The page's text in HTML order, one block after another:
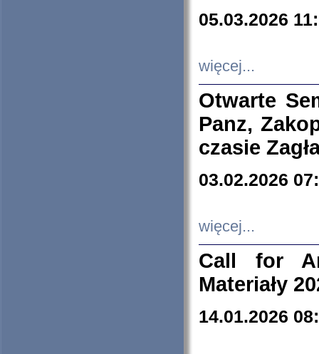
05.03.2026
więcej...
Otwarte
Panz,
czasie
03.02.2026
więcej...
Call for
Materiały
14.01.2026